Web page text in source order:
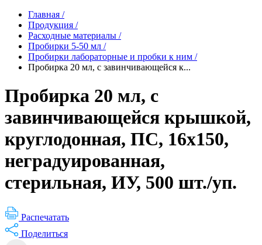
Главная /
Продукция /
Расходные материалы /
Пробирки 5-50 мл /
Пробирки лабораторные и пробки к ним /
Пробирка 20 мл, с завинчивающейся к...
Пробирка 20 мл, с
завинчивающейся крышкой,
круглодонная, ПС, 16х150,
неградуированная,
стерильная, ИУ, 500 шт./уп.
Распечатать
Поделиться